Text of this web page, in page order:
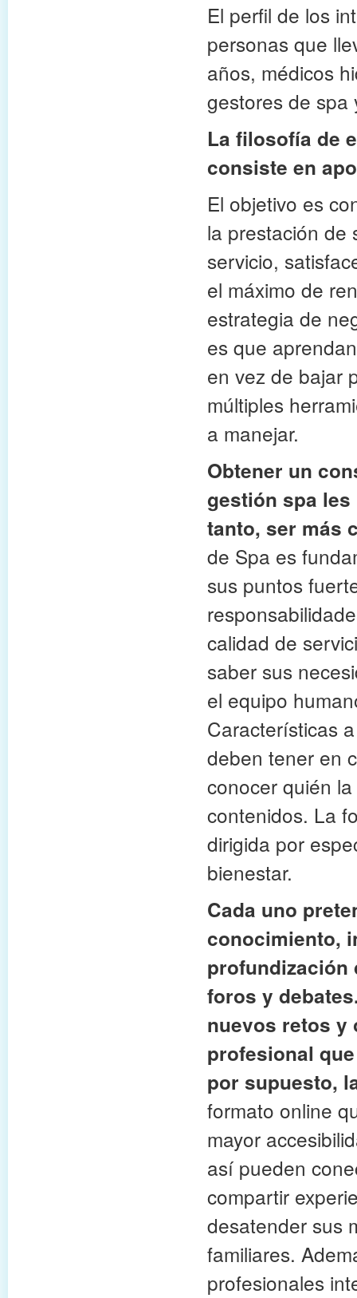
El perfil de los
personas que
años, médicos
gestores de
La filosofía de
consiste en
El objetivo es
la prestación de
servicio,
el máximo de
estrategia de
es que
en vez de bajar
múltiples
a manejar.
Obtener un
gestión spa
tanto, ser más
de Spa es
sus puntos
calidad de
saber sus
el equipo
Características
deben tener en
conocer quién
contenidos. La
dirigida por
bienestar.
Cada uno
conocimiento,
profundización
foros y
nuevos retos y
profesional
por supuesto,
formato online
mayor
así pueden
compartir
desatender sus
familiares.
profesionales